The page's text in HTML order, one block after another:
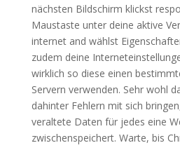
nächsten Bildschirm klickst
Maustaste unter deine aktive
internet and wählst
zudem deine
wirklich so diese einen
Servern verwenden. Sehr wohl
dahinter Fehlern mit sich
veraltete Daten für jedes eine
zwischenspeichert. Warte, bis